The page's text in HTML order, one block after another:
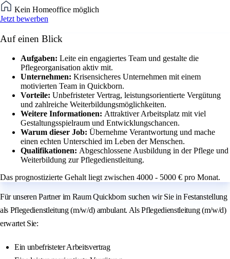
Kein Homeoffice möglich
Jetzt bewerben
Auf einen Blick
Aufgaben: Leite ein engagiertes Team und gestalte die
Pflegeorganisation aktiv mit.
Unternehmen: Krisensicheres Unternehmen mit einem
motivierten Team in Quickborn.
Vorteile: Unbefristeter Vertrag, leistungsorientierte Vergütung
und zahlreiche Weiterbildungsmöglichkeiten.
Weitere Informationen: Attraktiver Arbeitsplatz mit viel
Gestaltungsspielraum und Entwicklungschancen.
Warum dieser Job: Übernehme Verantwortung und mache
einen echten Unterschied im Leben der Menschen.
Qualifikationen: Abgeschlossene Ausbildung in der Pflege und
Weiterbildung zur Pflegedienstleitung.
Das prognostizierte Gehalt liegt zwischen 4000 - 5000 € pro Monat.
Für unseren Partner im Raum Quickborn suchen wir Sie in Festanstellung
als Pflegedienstleitung (m/w/d) ambulant. Als Pflegedienstleitung (m/w/d)
erwartet Sie:
Ein unbefristeter Arbeitsvertrag